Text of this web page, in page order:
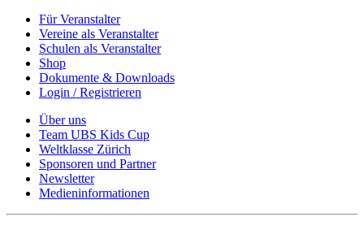
Für Veranstalter
Vereine als Veranstalter
Schulen als Veranstalter
Shop
Dokumente & Downloads
Login / Registrieren
Über uns
Team UBS Kids Cup
Weltklasse Zürich
Sponsoren und Partner
Newsletter
Medieninformationen